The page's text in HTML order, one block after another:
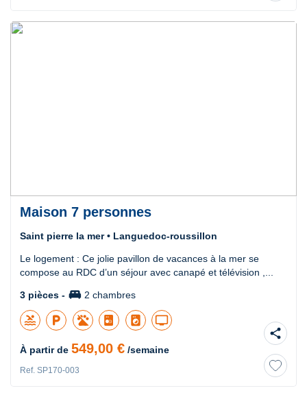
Maison 7 personnes
Saint pierre la mer • Languedoc-roussillon
Le logement : Ce jolie pavillon de vacances à la mer se
compose au RDC d’un séjour avec canapé et télévision ,...
3 pièces - king_bed 2 chambres
pool local_parking local_laundry_service tv
À partir de 549,00 € /semaine
Ref. SP170-003
share